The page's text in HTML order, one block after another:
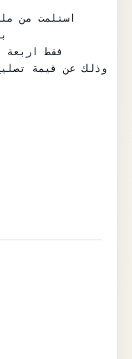
فقط اربعة